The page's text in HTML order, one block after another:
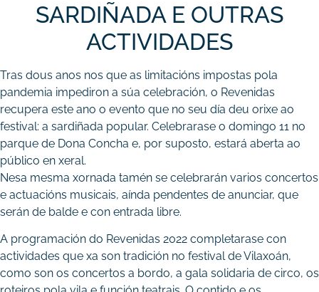
SARDIÑADA E OUTRAS
ACTIVIDADES
Tras dous anos nos que as limitacións impostas pola
pandemia impediron a súa celebración, o Revenidas
recupera este ano o evento que no seu día deu orixe ao
festival: a sardiñada popular. Celebrarase o domingo 11 no
parque de Dona Concha e, por suposto, estará aberta ao
público en xeral.
Nesa mesma xornada tamén se celebrarán varios concertos
e actuacións musicais, aínda pendentes de anunciar, que
serán de balde e con entrada libre.
A programación do Revenidas 2022 completarase con
actividades que xa son tradición no festival de Vilaxoán,
como son os concertos a bordo, a gala solidaria de circo, os